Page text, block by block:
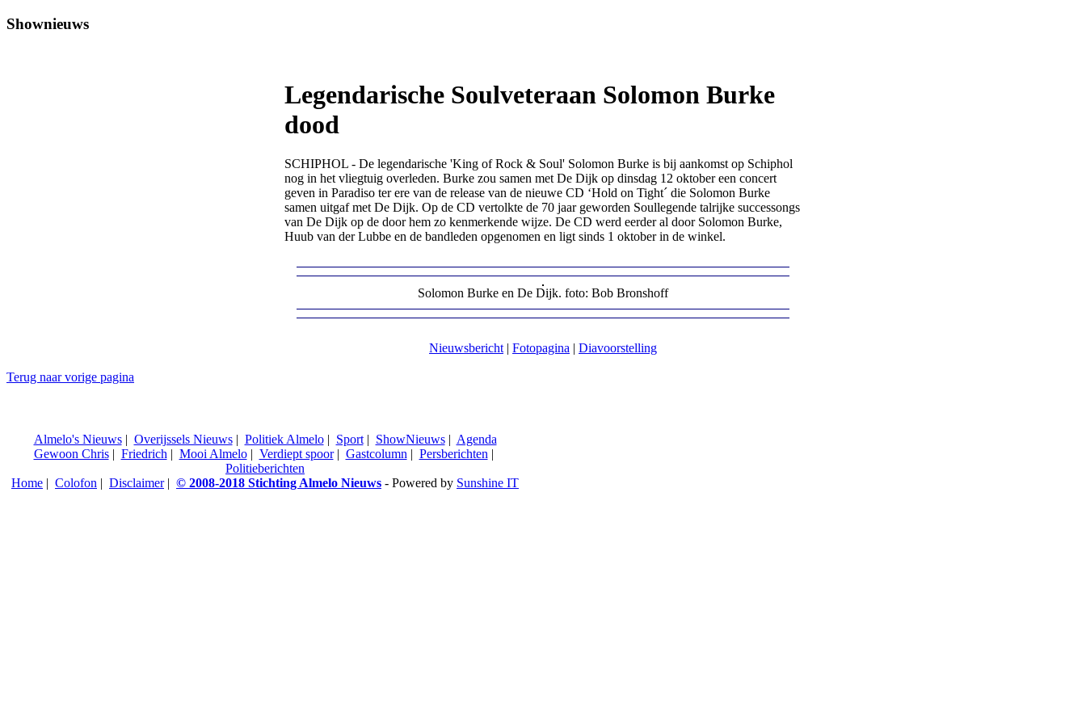
Shownieuws
Legendarische Soulveteraan Solomon Burke
dood
SCHIPHOL - De legendarische 'King of Rock & Soul' Solomon Burke is bij aankomst op Schiphol
nog in het vliegtuig overleden. Burke zou samen met De Dijk op dinsdag 12 oktober een concert
geven in Paradiso ter ere van de release van de nieuwe CD ‘Hold on Tight´ die Solomon Burke
samen uitgaf met De Dijk. Op de CD vertolkte de 70 jaar geworden Soullegende talrijke successongs
van De Dijk op de door hem zo kenmerkende wijze. De CD werd eerder al door Solomon Burke,
Huub van der Lubbe en de bandleden opgenomen en ligt sinds 1 oktober in de winkel.
Solomon Burke en De Dijk. foto: Bob Bronshoff
Nieuwsbericht | Fotopagina | Diavoorstelling
Terug naar vorige pagina
Almelo's Nieuws| Overijssels Nieuws| Politiek Almelo| Sport| ShowNieuws| Agenda
Gewoon Chris| Friedrich | Mooi Almelo| Verdiept spoor| Gastcolumn | Persberichten |
Politieberichten
Home | Colofon | Disclaimer| © 2008-2018 Stichting Almelo Nieuws - Powered by Sunshine IT